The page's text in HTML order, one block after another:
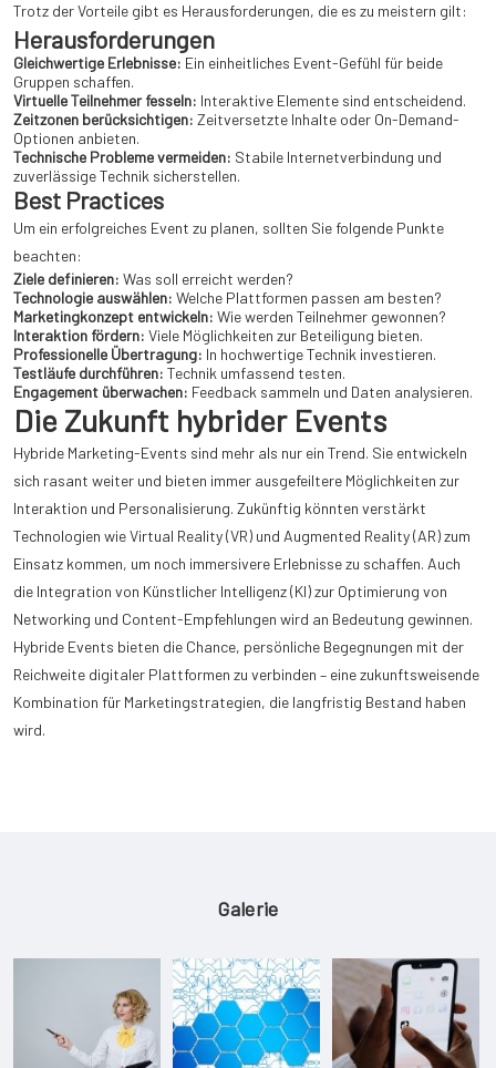
Trotz der Vorteile gibt es Herausforderungen, die es zu meistern gilt:
Herausforderungen
Gleichwertige Erlebnisse: Ein einheitliches Event-Gefühl für beide
Gruppen schaffen.
Virtuelle Teilnehmer fesseln: Interaktive Elemente sind entscheidend.
Zeitzonen berücksichtigen: Zeitversetzte Inhalte oder On-Demand-
Optionen anbieten.
Technische Probleme vermeiden: Stabile Internetverbindung und
zuverlässige Technik sicherstellen.
Best Practices
Um ein erfolgreiches Event zu planen, sollten Sie folgende Punkte
beachten:
Ziele definieren: Was soll erreicht werden?
Technologie auswählen: Welche Plattformen passen am besten?
Marketingkonzept entwickeln: Wie werden Teilnehmer gewonnen?
Interaktion fördern: Viele Möglichkeiten zur Beteiligung bieten.
Professionelle Übertragung: In hochwertige Technik investieren.
Testläufe durchführen: Technik umfassend testen.
Engagement überwachen: Feedback sammeln und Daten analysieren.
Die Zukunft hybrider Events
Hybride Marketing-Events sind mehr als nur ein Trend. Sie entwickeln
sich rasant weiter und bieten immer ausgefeiltere Möglichkeiten zur
Interaktion und Personalisierung. Zukünftig könnten verstärkt
Technologien wie Virtual Reality (VR) und Augmented Reality (AR) zum
Einsatz kommen, um noch immersivere Erlebnisse zu schaffen. Auch
die Integration von Künstlicher Intelligenz (KI) zur Optimierung von
Networking und Content-Empfehlungen wird an Bedeutung gewinnen.
Hybride Events bieten die Chance, persönliche Begegnungen mit der
Reichweite digitaler Plattformen zu verbinden – eine zukunftsweisende
Kombination für Marketingstrategien, die langfristig Bestand haben
wird.
Galerie